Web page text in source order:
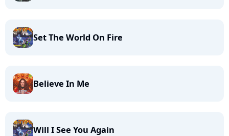
Set The World On Fire
Believe In Me
Will I See You Again